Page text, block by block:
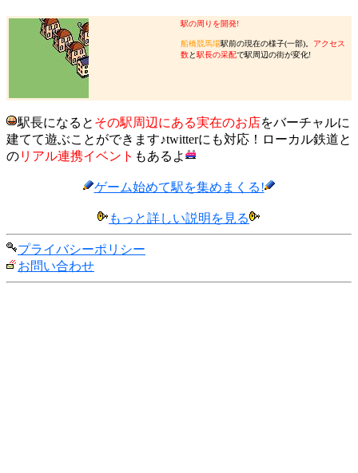
駅の周りを開発!
船橋競馬場駅前の現在の様子(一部)。 アクセス
数と駅長の采配で駅周辺の街が変化!
駅長になると その駅周辺にある実在のお店をバーチャルに
建てて遊ぶことができます♪twitterにも対応！ローカル鉄道と
のリアル連携イベント もあるよ
ゲーム始めて駅を集めまくる!
もっと詳しい説明を見る
プライバシーポリシー
お問い合わせ